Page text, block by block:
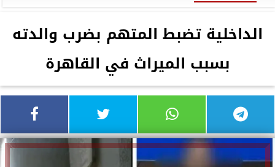
الداخلية تضبط المتهم بضرب والدته
بسبب الميراث في القاهرة